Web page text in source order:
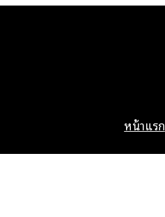
หน้าแรก